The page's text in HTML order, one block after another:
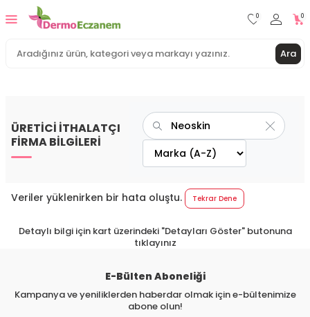
Ara
0 0
ÜRETİCİ İTHALATÇI
FİRMA BİLGİLERİ
Veriler yüklenirken bir hata oluştu. Tekrar Dene
Detaylı bilgi için kart üzerindeki "Detayları Göster" butonuna
tıklayınız
E-Bülten Aboneliği
Kampanya ve yeniliklerden haberdar olmak için e-bültenimize
abone olun!